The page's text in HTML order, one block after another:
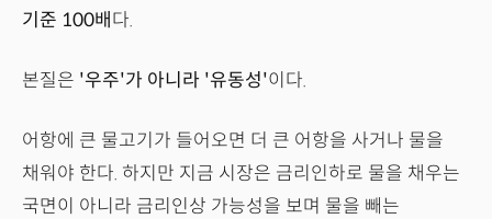
기준 100배다.
본질은 '우주'가 아니라 '유동성'이다.
어항에 큰 물고기가 들어오면 더 큰 어항을 사거나 물을
채워야 한다. 하지만 지금 시장은 금리인하로 물을 채우는
국면이 아니라 금리인상 가능성을 보며 물을 빼는